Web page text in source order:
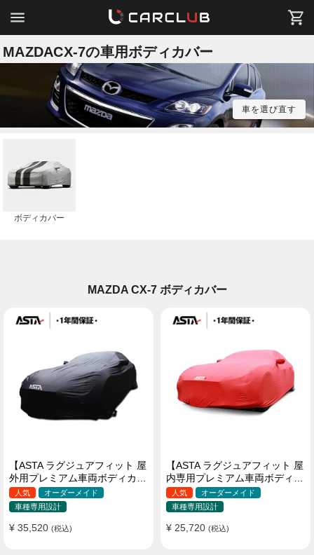
MAZDACX-7の車用ボディカバー
車を選び直す
ボディカバー
MAZDA CX-7 ボディカバー
【ASTA ラグジュアフィット 屋
外用プレミアム車両ボディカバ
ー】PUレザー製 オーダーメイ
ド 高級感 裏起毛車カバー 強風
対策
人気
オーダーメイド
車種専用設計
¥ 35,520 (税込)
【ASTA ラグジュアフィット 屋
内専用プレミアム車両ボディカ
バー】オーダーメイド 最高級
生地 柔かい 裏起毛車カバー
人気
オーダーメイド
車種専用設計
¥ 25,720 (税込)